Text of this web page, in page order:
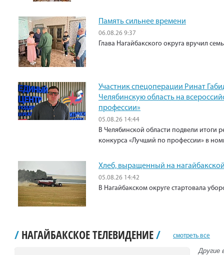
Память сильнее времени
06.08.26 9:37
Глава Нагайбакского округа вручил
Участник спецоперации Ринат
Челябинскую область на
профессии»
05.08.26 14:44
В Челябинской области подвели итоги
конкурса «Лучший по профессии» в
Хлеб, выращенный на
05.08.26 14:42
В Нагайбакском округе стартовала
/ НАГАЙБАКСКОЕ ТЕЛЕВИДЕНИЕ/ смотреть все
Другие